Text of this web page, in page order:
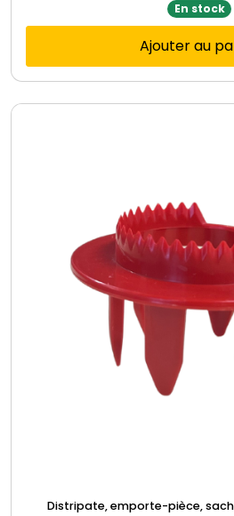
En stock
Ajouter au
Distripate, emporte-pièce,